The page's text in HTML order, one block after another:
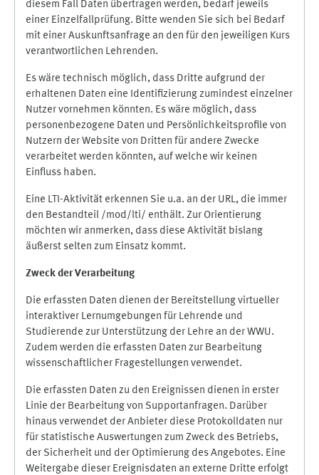
diesem Fall Daten übertragen werden, bedarf jeweils
einer Einzelfallprüfung. Bitte wenden Sie sich bei Bedarf
mit einer Auskunftsanfrage an den für den jeweiligen Kurs
verantwortlichen Lehrenden.
Es wäre technisch möglich, dass Dritte aufgrund der
erhaltenen Daten eine Identifizierung zumindest einzelner
Nutzer vornehmen könnten. Es wäre möglich, dass
personenbezogene Daten und Persönlichkeitsprofile von
Nutzern der Website von Dritten für andere Zwecke
verarbeitet werden könnten, auf welche wir keinen
Einfluss haben.
Eine LTI-Aktivität erkennen Sie u.a. an der URL, die immer
den Bestandteil /mod/lti/ enthält. Zur Orientierung
möchten wir anmerken, dass diese Aktivität bislang
äußerst selten zum Einsatz kommt.
Zweck der Verarbeitung
Die erfassten Daten dienen der Bereitstellung virtueller
interaktiver Lernumgebungen für Lehrende und
Studierende zur Unterstützung der Lehre an der WWU.
Zudem werden die erfassten Daten zur Bearbeitung
wissenschaftlicher Fragestellungen verwendet.
Die erfassten Daten zu den Ereignissen dienen in erster
Linie der Bearbeitung von Supportanfragen. Darüber
hinaus verwendet der Anbieter diese Protokolldaten nur
für statistische Auswertungen zum Zweck des Betriebs,
der Sicherheit und der Optimierung des Angebotes. Eine
Weitergabe dieser Ereignisdaten an externe Dritte erfolgt